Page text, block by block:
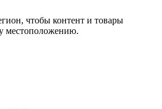
чтобы контент и товары
местоположению.